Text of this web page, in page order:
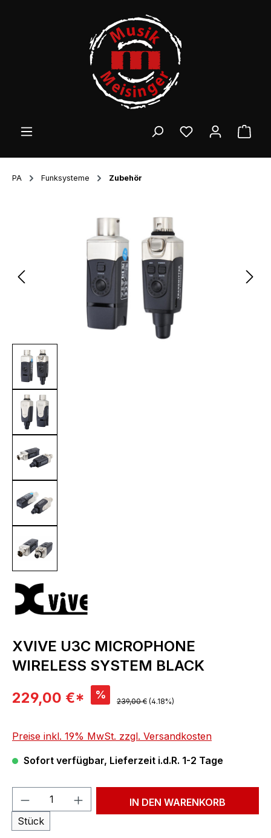
PA Funksysteme Zubehör
XVIVE U3C MICROPHONE
WIRELESS SYSTEM BLACK
Verkaufspreis:
229,00 €* % Regulärer Preis:
239,00 € (4.18%)
Preise inkl. 19% MwSt. zzgl. Versandkosten
Sofort verfügbar, Lieferzeit i.d.R. 1-2 Tage
Produkt Anzahl: Gib den
Stück
IN DEN WARENKORB